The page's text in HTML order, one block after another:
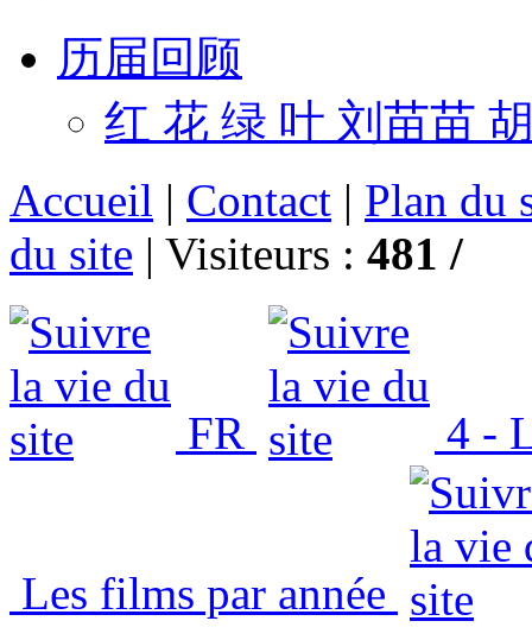
历届回顾
红 花 绿 叶 刘苗苗
Accueil | Contact | Plan du
du site | Visiteurs : 481 /
FR 4 -
Les films par année